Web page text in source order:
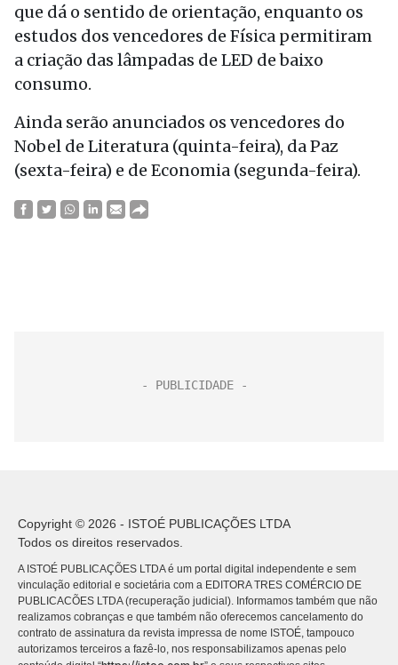
que dá o sentido de orientação, enquanto os
estudos dos vencedores de Física permitiram
a criação das lâmpadas de LED de baixo
consumo.
Ainda serão anunciados os vencedores do
Nobel de Literatura (quinta-feira), da Paz
(sexta-feira) e de Economia (segunda-feira).
Copyright © 2026 - ISTOÉ PUBLICAÇÕES LTDA
Todos os direitos reservados.
A ISTOÉ PUBLICAÇÕES LTDA é um portal digital independente e sem
vinculação editorial e societária com a EDITORA TRES COMÉRCIO DE
PUBLICACÕES LTDA (recuperação judicial). Informamos também que não
realizamos cobranças e que também não oferecemos cancelamento do
contrato de assinatura da revista impressa de nome ISTOÉ, tampouco
autorizamos terceiros a fazê-lo, nos responsabilizamos apenas pelo